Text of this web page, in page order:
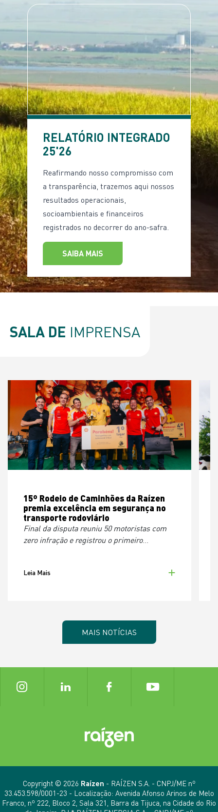
RELATÓRIO INTEGRADO
25'26
Reafirmando nosso compromisso com
a transparência, trazemos aqui nossos
resultados operacionais,
socioambientais e financeiros
registrados no decorrer do ano-safra.
SAIBA MAIS
SALA DE IMPRENSA
15º Rodeio de Caminhões da Raízen
premia excelência em segurança no
transporte rodoviário
Final da disputa reuniu 50 motoristas com
zero infração e registrou o primeiro
Leia Mais
MAIS NOTÍCIAS
Copyright © 2026 Raízen - RAÍZEN S.A. - CNPJ/ME nº
33.453.598/0001-23 - Localização: Avenida Afonso Arinos de Melo
Franco, nº 222, Bloco 2, Sala 321, Barra da Tijuca, na Cidade do Rio